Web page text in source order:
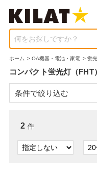
何をお探しですか？
ホーム > OA機器・電池・家電 > 蛍
コンパクト蛍光灯（FHT
条件で絞り込む
2 件